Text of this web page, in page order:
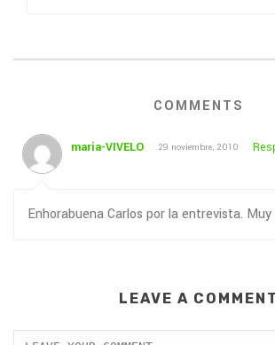
COMMENTS
maria-VIVELO 29 noviembre, 2010
Enhorabuena Carlos por la entrevista.
LEAVE A COMMENT